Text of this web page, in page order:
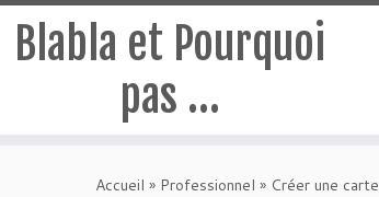
Blabla et Pourquoi
pas …
Accueil » Professionnel » Créer une